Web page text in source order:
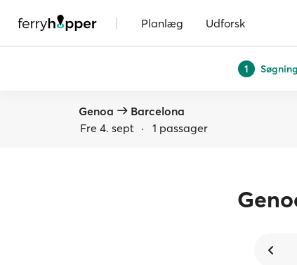
| Planlæg Udforsk
1 Søgning
Genoa
Barcelona
Fre 4. sept · 1 passager